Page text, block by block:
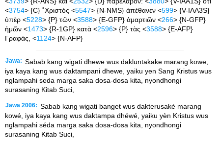
<3754> {C} ˚Χριστὸς <5547> {N-NMS} ἀπέθανεν <599> {V-IAA3S}
ὑπὲρ <5228> {P} τῶν <3588> {E-GFP} ἁμαρτιῶν <266> {N-GFP}
ἡμῶν <1473> {R-1GP} κατὰ <2596> {P} τὰς <3588> {E-AFP}
Γραφάς, <1124> {N-AFP}
Jawa: Sabab kang wigati dhewe wus dakluntakake marang kowe,
iya kaya kang wus daktampani dhewe, yaiku yen Sang Kristus wus
nglampahi seda marga saka dosa-dosa kita, nyondhongi
surasaning Kitab Suci,
Jawa 2006: Sabab kang wigati banget wus dakterusaké marang
kowé, iya kaya kang wus daktampa dhéwé, yaiku yèn Kristus wus
nglampahi séda marga saka dosa-dosa kita, nyondhongi
surasaning Kitab Suci,